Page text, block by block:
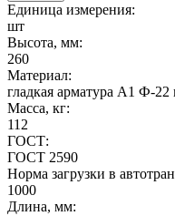
Единица измерения:
шт
Высота, мм:
260
Материал:
гладкая арматура А1 Ф-
Масса, кг:
112
ГОСТ:
ГОСТ 2590
Норма загрузки в
1000
Длина, мм: